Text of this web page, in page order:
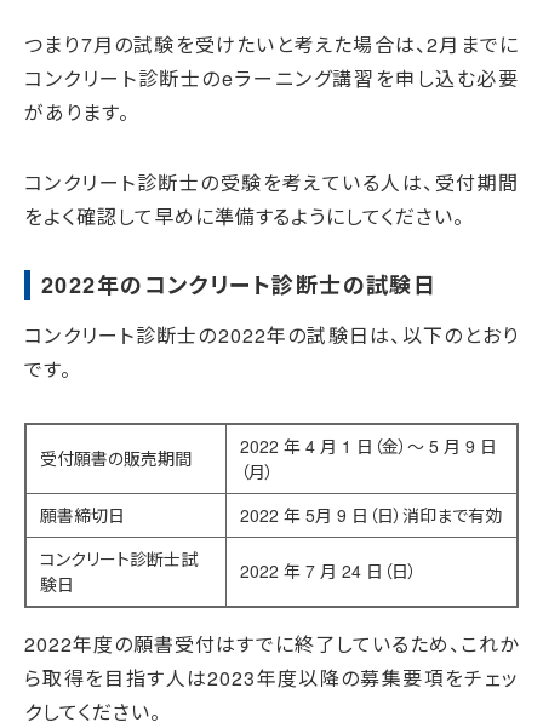
つまり7月の試験を受けたいと考えた場合は、2月までに
コンクリート診断士のeラーニング講習を申し込む必要
があります。
コンクリート診断士の受験を考えている人は、受付期間
をよく確認して早めに準備するようにしてください。
2022年のコンクリート診断士の試験日
コンクリート診断士の2022年の試験日は、以下のとおり
です。
受付願書の販売期間
2022 年 4 月 1 日（金）～ 5 月 9 日
（月）
願書締切日
2022 年 5月 9 日（日）消印まで有効
コンクリート診断士試
験日
2022 年 7 月 24 日（日）
2022年度の願書受付はすでに終了しているため、これか
ら取得を目指す人は2023年度以降の募集要項をチェッ
クしてください。